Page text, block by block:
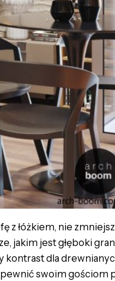
z łóżkiem, nie
jakim jest głęboki
kontrast dla
swoim